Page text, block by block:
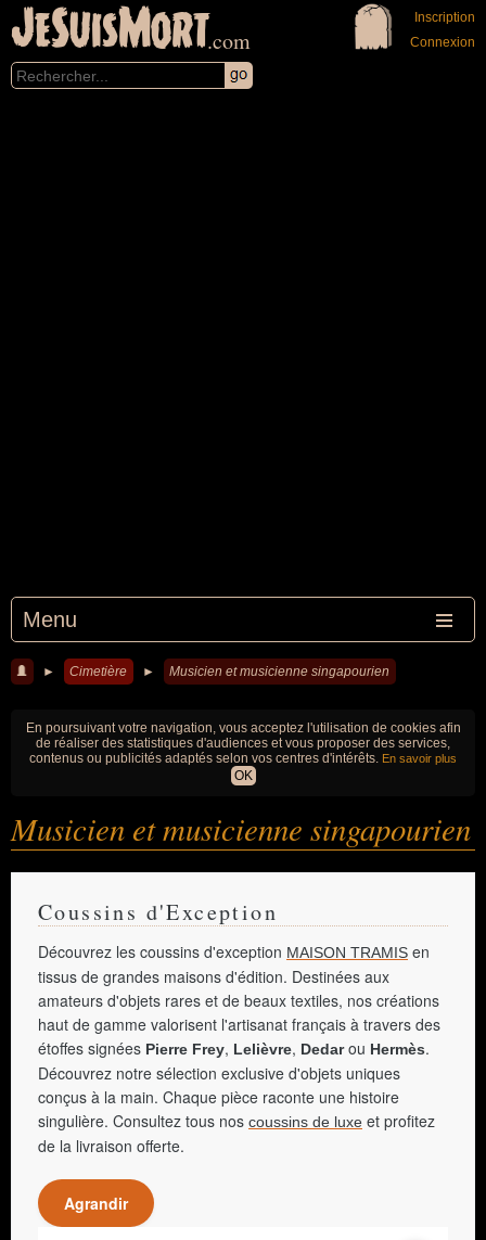
JeSuisMort.com
Menu
Inscription
Connexion
► Cimetière ► Musicien et musicienne singapourien
En poursuivant votre navigation, vous acceptez l'utilisation de cookies afin
de réaliser des statistiques d'audiences et vous proposer des services,
contenus ou publicités adaptés selon vos centres d'intérêts. En savoir plus
OK
Musicien et musicienne singapourien
Coussins d'Exception
Découvrez les coussins d'exception MAISON TRAMIS en
tissus de grandes maisons d'édition. Destinées aux
amateurs d'objets rares et de beaux textiles, nos créations
haut de gamme valorisent l'artisanat français à travers des
étoffes signées Pierre Frey, Lelièvre, Dedarou Hermès.
Découvrez notre sélection exclusive d'objets uniques
conçus à la main. Chaque pièce raconte une histoire
singulière. Consultez tous nos coussins de luxe et profitez
de la livraison offerte.
Agrandir